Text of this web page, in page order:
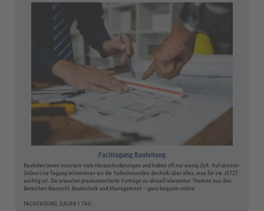
Fachtagung Bauleitung
Bauleiter/innen meistern viele Herausforderungen und haben oft nur wenig Zeit. Auf unserer
Online-Live-Tagung informieren wir die Teilnehmenden deshalb über alles, was für sie JETZT
wichtig ist. Sie erwarten praxisorientierte Vorträge zu aktuell relevanten Themen aus den
Bereichen Baurecht, Bautechnik und Management – ganz bequem online.
FACHTAGUNG, DAUER 1 TAG